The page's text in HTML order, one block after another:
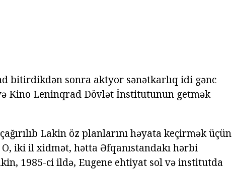
bitirdikdən sonra aktyor sənətkarlıq idi gənc
Kino Leninqrad Dövlət İnstitutunun getmək
Lakin öz planlarını həyata keçirmək üçün
iki il xidmət, hətta Əfqanıstandakı hərbi
1985-ci ildə, Eugene ehtiyat sol və institutda